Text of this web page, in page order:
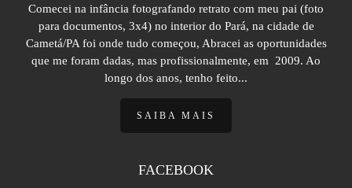
Comecei na infância fotografando retrato com meu pai (foto
para documentos, 3x4) no interior do Pará, na cidade de
Cametá/PA foi onde tudo começou, Abracei as oportunidades
que me foram dadas, mas profissionalmente, em 2009. Ao
longo dos anos, tenho feito...
SAIBA MAIS
FACEBOOK